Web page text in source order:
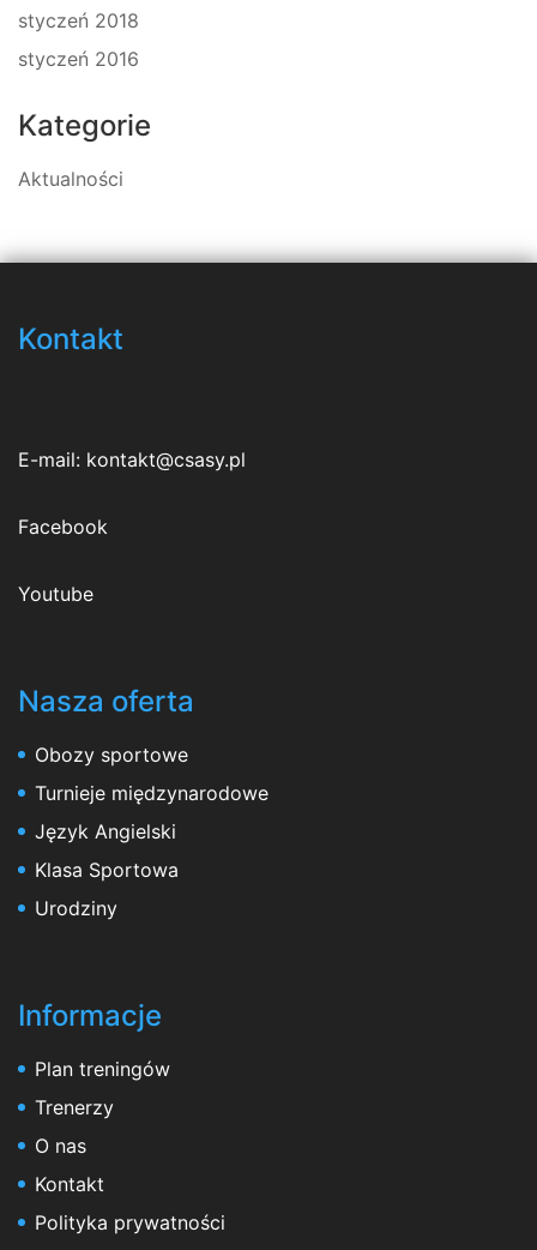
styczeń 2018
styczeń 2016
Kategorie
Aktualności
Kontakt
E-mail: kontakt@csasy.pl
Facebook
Youtube
Nasza oferta
Obozy sportowe
Turnieje międzynarodowe
Język Angielski
Klasa Sportowa
Urodziny
Informacje
Plan treningów
Trenerzy
O nas
Kontakt
Polityka prywatności